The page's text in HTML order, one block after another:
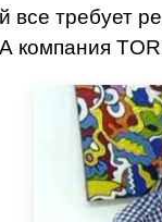
все требует
компания